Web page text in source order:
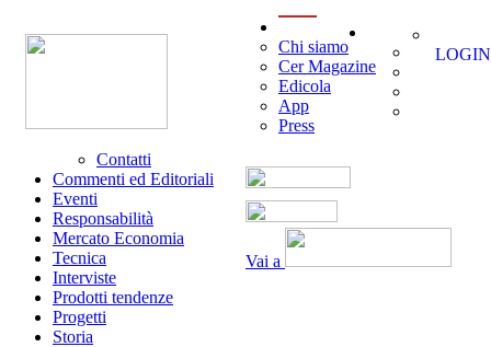
Vai a
Chi siamo
Cer Magazine
Edicola
App
Press
Contatti
Commenti ed Editoriali
Eventi
Responsabilità
Mercato Economia
Tecnica
Interviste
Prodotti tendenze
Progetti
Storia
LOGIN